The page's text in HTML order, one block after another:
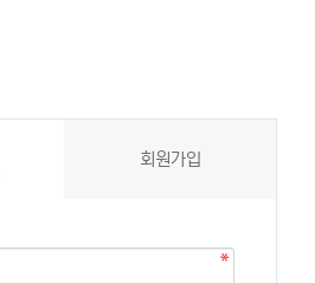
회원가입